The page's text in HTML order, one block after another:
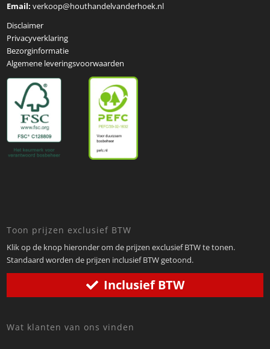
Email: verkoop@houthandelvanderhoek.nl
Disclaimer
Privacyverklaring
Bezorginformatie
Algemene leveringsvoorwaarden
Toon prijzen exclusief BTW
Klik op de knop hieronder om de prijzen exclusief BTW te tonen.
Standaard worden de prijzen inclusief BTW getoond.
Inclusief BTW
Wat klanten van ons vinden